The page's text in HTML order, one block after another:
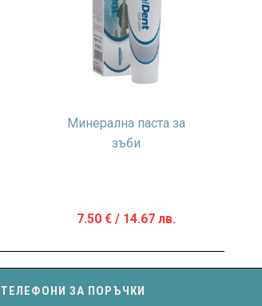
Минерална паста за
зъби
7.50€ / 14.67 лв.
ТЕЛЕФОНИ ЗА ПОРЪЧКИ